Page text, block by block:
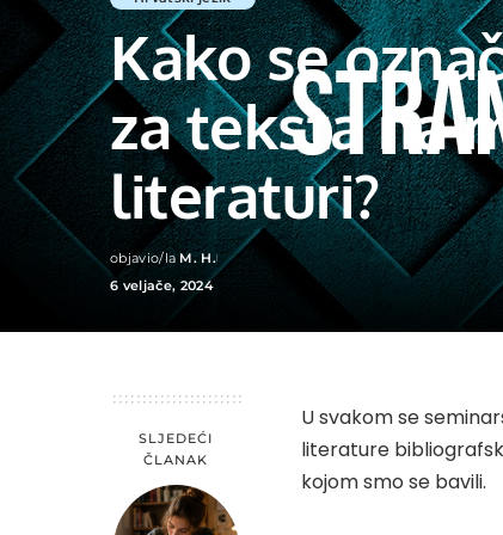
Kako se
za teksta na
literaturi?
Posted
by
objavio/la M. H.
6 veljače, 2024
SLJEDEĆI
ČLANAK
U svakom se
literature
kojom smo se bavili.